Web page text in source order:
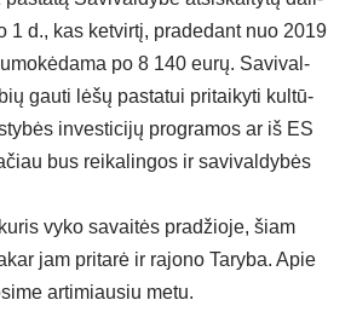
1 d., kas ket­vir­tį, pra­de­dant nuo 2019
po 8 140 eu­rų. Sa­vi­val­
gau­ti lė­šų pa­sta­tui pri­tai­ky­ti kul­tū­
in­ves­ti­ci­jų pro­gra­mos ar iš ES
bus rei­ka­lin­gos ir sa­vi­val­dy­bės
vy­ko sa­vai­tės pra­džio­je, šiam
jam pri­ta­rė ir ra­jo­no Ta­ry­ba. Apie
ar­ti­miau­siu me­tu.